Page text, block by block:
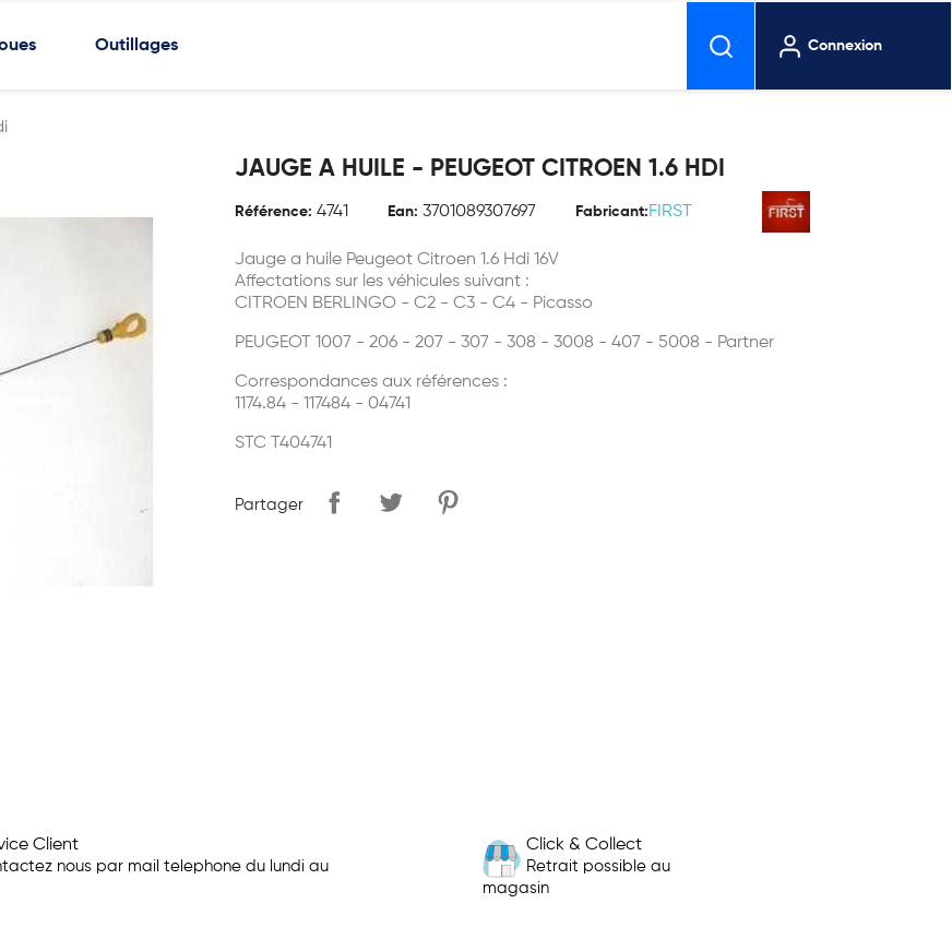
Outillages Connexion
JAUGE A HUILE - PEUGEOT CITROEN 1.6 HDI
Référence: 4741 Ean: 3701089307697 Fabricant: FIRST
Jauge a huile Peugeot Citroen 1.6 Hdi 16V
Affectations sur les véhicules suivant :
CITROEN BERLINGO - C2 - C3 - C4 - Picasso
PEUGEOT 1007 - 206 - 207 - 307 - 308 - 3008 - 407 - 5008 - Partner
Correspondances aux références :
1174.84 - 117484 - 04741
STC T404741
Partager
Client
nous par mail telephone du lundi au
Click & Collect
Retrait possible au
magasin